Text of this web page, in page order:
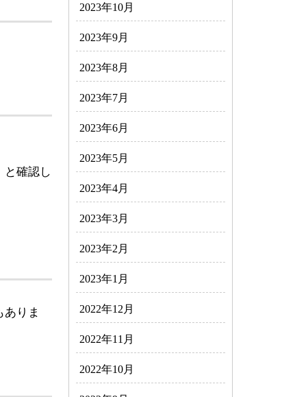
と確認し
りま
2023年10月
2023年9月
2023年8月
2023年7月
2023年6月
2023年5月
2023年4月
2023年3月
2023年2月
2023年1月
2022年12月
2022年11月
2022年10月